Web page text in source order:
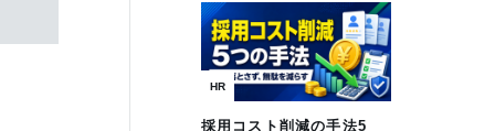
HR
採用コスト削減の手法5